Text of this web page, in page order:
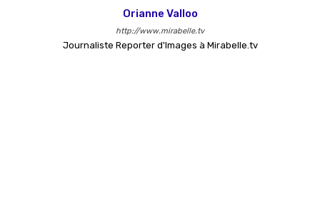
Orianne Valloo
http://www.mirabelle.tv
Journaliste Reporter d'Images à Mirabelle.tv